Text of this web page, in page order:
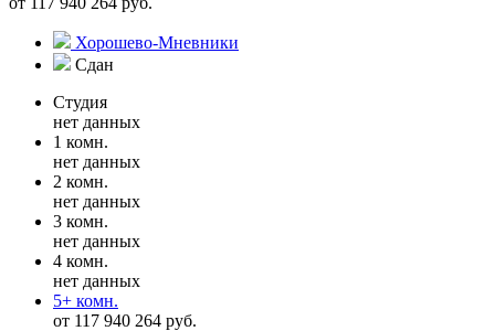
Хорошево-Мневники
Сдан
Студия
нет данных
1 комн.
нет данных
2 комн.
нет данных
3 комн.
нет данных
4 комн.
нет данных
5+ комн.
от 117 940 264 руб.